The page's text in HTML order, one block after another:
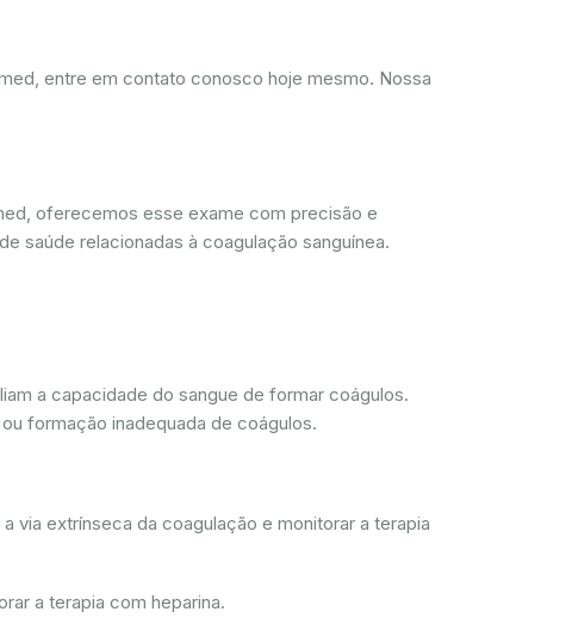
entre em contato conosco hoje mesmo. Nossa
oferecemos esse exame com precisão e
saúde relacionadas à coagulação sanguínea.
a capacidade do sangue de formar coágulos.
formação inadequada de coágulos.
via extrínseca da coagulação e monitorar a terapia
a terapia com heparina.